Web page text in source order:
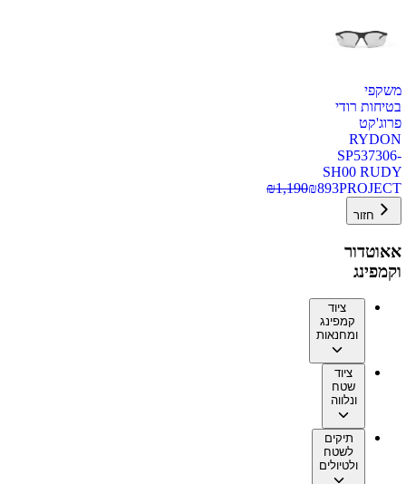
משקפי
בטיחות רודי
פרוג'קט
RYDON
SP537306-
SH00 RUDY
PROJECT
₪893
₪1,190
חזור
אאוטדור
וקמפינג
ציוד
קמפינג
ומחנאות
ציוד
שטח
ונלווה
תיקים
לשטח
ולטיולים